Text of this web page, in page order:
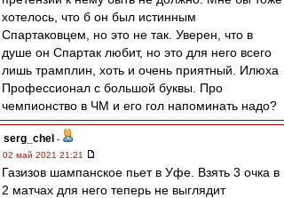
хотелось, что б он был истинным
Спартаковцем, но это не так. Уверен, что в
душе он Спартак любит, но это для него всего
лишь трамплин, хоть и очень приятный. Илюха
Профессионал с большой буквы. Про
чемпионство в ЧМ и его гол напоминать надо?
serg_chel -
02 май 2021 21:21
Газизов шампанское пьет в Уфе. Взять 3 очка в
2 матчах для него теперь не выглядит